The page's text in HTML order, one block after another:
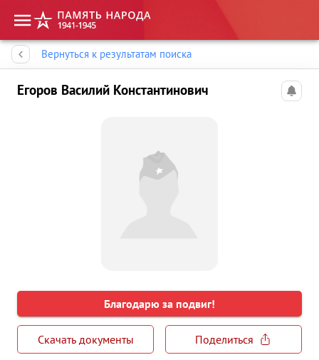
Вернуться к результатам поиска
Егоров Василий Константинович
Благодарю за подвиг!
Скачать документы
Поделиться
Память народа